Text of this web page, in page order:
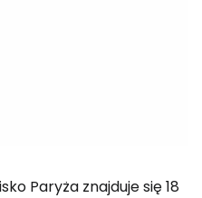
Paryża znajduje się 18